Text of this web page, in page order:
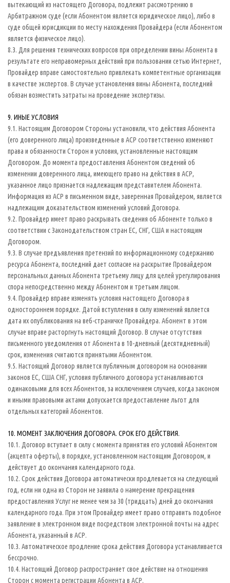
вытекающий из настоящего Договора, подлежит рассмотрению в
Арбитражном суде (если Абонентом является юридическое лицо), либо в
суде общей юрисдикции по месту нахождения Провайдера (если Абонентом
является физическое лицо).
8.3. Для решения технических вопросов при определении вины Абонента в
результате его неправомерных действий при пользовании сетью Интернет,
Провайдер вправе самостоятельно привлекать компетентные организации
в качестве экспертов. В случае установления вины Абонента, последний
обязан возместить затраты на проведение экспертизы.
9. ИНЫЕ УСЛОВИЯ
9.1. Настоящим Договором Стороны установили, что действия Абонента
(его доверенного лица) произведенные в АСР соответственно изменяют
права и обязанности Сторон и условия, установленные настоящим
Договором. До момента предоставления Абонентом сведений об
изменении доверенного лица, имеющего право на действия в АСР,
указанное лицо признается надлежащим представителем Абонента.
Информация из АСР в письменном виде, заверенная Провайдером, является
надлежащим доказательством изменений условий Договора.
9.2. Провайдер имеет право раскрывать сведения об Абоненте только в
соответствии с Законодательством стран ЕС, СНГ, США и настоящим
Договором.
9.3. В случае предъявления претензий по информационному содержанию
ресурса Абонента, последний дает согласие на раскрытие Провайдером
персональных данных Абонента третьему лицу для целей урегулирования
спора непосредственно между Абонентом и третьим лицом.
9.4. Провайдер вправе изменять условия настоящего Договора в
одностороннем порядке. Датой вступления в силу изменений является
дата их опубликования на веб-страничке Провайдера. Абонент в этом
случае вправе расторгнуть настоящий Договор. В случае отсутствия
письменного уведомления от Абонента в 10-дневный (десятидневный)
срок, изменения считаются принятыми Абонентом.
9.5. Настоящий Договор является публичным договором на основании
законов ЕС, США СНГ, условия публичного договора устанавливаются
одинаковыми для всех Абонентов, за исключением случаев, когда законом
и иными правовыми актами допускается предоставление льгот для
отдельных категорий Абонентов.
10. МОМЕНТ ЗАКЛЮЧЕНИЯ ДОГОВОРА. СРОК ЕГО ДЕЙСТВИЯ.
10.1. Договор вступает в силу с момента принятия его условий Абонентом
(акцепта оферты), в порядке, установленном настоящим Договором, и
действует до окончания календарного года.
10.2. Срок действия Договора автоматически продлевается на следующий
год, если ни одна из Сторон не заявила о намерение прекращения
предоставления Услуг не менее чем за 30 (тридцать) дней до окончания
календарного года. При этом Провайдер имеет право отправить подобное
заявление в электронном виде посредством электронной почты на адрес
Абонента, указанный в АСР.
10.3. Автоматическое продление срока действия Договора устанавливается
бессрочно.
10.4. Настоящий Договор распространяет свое действие на отношения
Сторон с момента регистрации Абонента в АСР.